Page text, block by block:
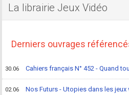
La librairie Jeux Vidéo
Derniers ouvrages
30.06 Cahiers français N° 452 - Quand
02.06
Nos Futurs - Utopies dans les